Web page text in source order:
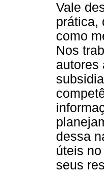
Vale
prática,
como
Nos
autores
dessa
úteis
seus